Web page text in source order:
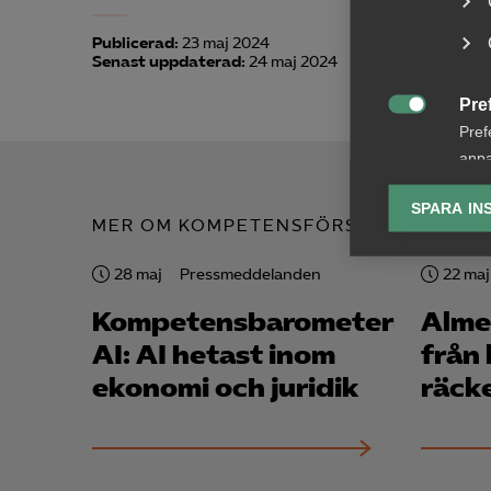

SPARA
Publicerad: 23 maj 2024
Senast uppdaterad: 24 maj 2024
MER OM KOMPETENSFÖRSÖRJNING
28 maj Pressmeddelanden
Kompetensbarometern
AI: AI hetast inom
ekonomi och juridik
22 maj
från